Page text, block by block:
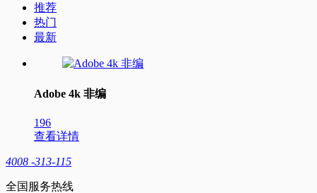
推荐
热门
最新
Adobe 4k 非编
196
查看详情
4008 -313-115
全国服务热线